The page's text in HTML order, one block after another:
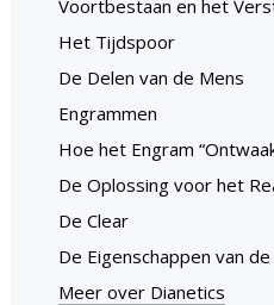
Voortbestaan en het
Het Tijdspoor
De Delen van de Mens
Engrammen
Hoe het Engram
De Oplossing voor het
De Clear
De Eigenschappen van de
Meer over Dianetics